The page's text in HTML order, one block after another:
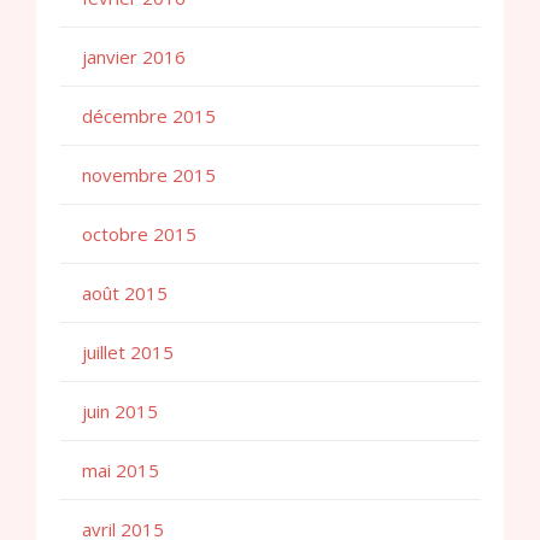
janvier 2016
décembre 2015
novembre 2015
octobre 2015
août 2015
juillet 2015
juin 2015
mai 2015
avril 2015